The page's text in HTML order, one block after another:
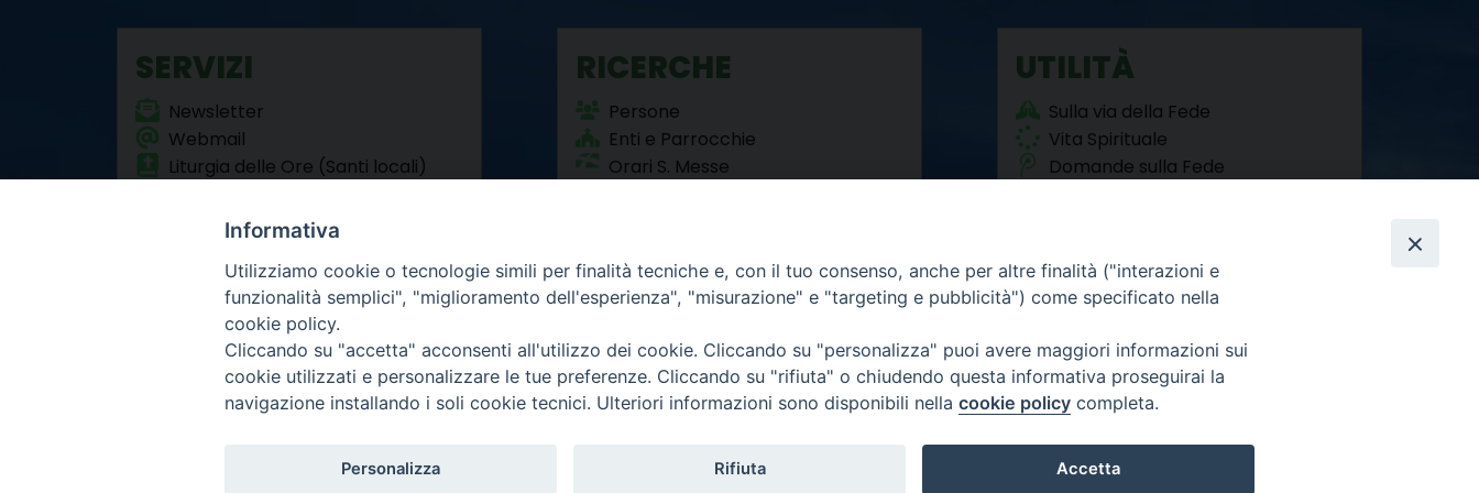
SERVIZI
Newsletter
Webmail
Liturgia delle Ore (Santi locali)
RICERCHE
Persone
Enti e Parrocchie
Orari S. Messe
UTILITÀ
Sulla via della Fede
Vita Spirituale
Domande sulla Fede
Facebook
TwitterYouTube
Arcidiocesi di Torino
Curia metropolitana
Via dell'Arcivescovado 12 - 10121 Torino
Copyright 2000-2026 -
Informativa
Utilizziamo cookie o tecnologie simili per finalità tecniche e, con il tuo consenso, anche per altre finalità ("interazioni e
funzionalità semplici", "miglioramento dell'esperienza", "misurazione" e "targeting e pubblicità") come specificato nella
cookie policy.
Cliccando su "accetta" acconsenti all'utilizzo dei cookie. Cliccando su "personalizza" puoi avere maggiori informazioni sui
cookie utilizzati e personalizzare le tue preferenze. Cliccando su "rifiuta" o chiudendo questa informativa proseguirai la
navigazione installando i soli cookie tecnici. Ulteriori informazioni sono disponibili nella cookie policy completa.
Personalizza Rifiuta Accetta